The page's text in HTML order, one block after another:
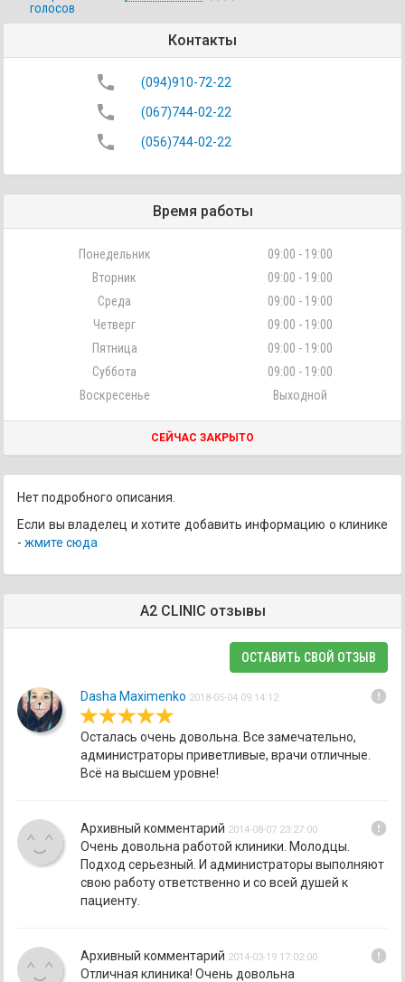
голосов
Контакты
phone (094)910-72-22
phone (067)744-02-22
phone (056)744-02-22
Время работы
Понедельник
09:00 - 19:00
Вторник
09:00 - 19:00
Среда
09:00 - 19:00
Четверг
09:00 - 19:00
Пятница
09:00 - 19:00
Суббота
09:00 - 19:00
Воскресенье
Выходной
СЕЙЧАС ЗАКРЫТО
Нет подробного описания.
Если вы владелец и хотите добавить информацию о клинике
- жмите сюда
А2 CLINIC отзывы
ОСТАВИТЬ СВОЙ ОТЗЫВ
Dasha Maximenko 2018-05-04 09:14:12 error
Осталась очень довольна. Все замечательно,
администраторы приветливые, врачи отличные.
Всё на высшем уровне!
Архивный комментарий 2014-08-07 23:27:00 error
Очень довольна работой клиники. Молодцы.
Подход серьезный. И администраторы выполняют
свою работу ответственно и со всей душей к
пациенту.
Архивный комментарий 2014-03-19 17:02:00 error
Отличная клиника! Очень довольна